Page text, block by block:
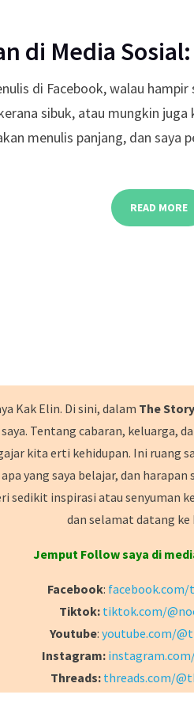
di Media
di Facebook, walau
sibuk, atau mungkin
menulis panjang, dan saya
READ MORE
Kak Elin. Di sini, dalam The
Tentang cabaran, keluarga,
kita erti kehidupan. Ini ruang
apa yang saya belajar, dan
sedikit inspirasi atau senyuman
dan selamat datang ke
Jemput Follow saya di
Facebook:
Tiktok: tiktok.com/
Youtube: youtube.com/
Instagram:
Threads: threads.com/